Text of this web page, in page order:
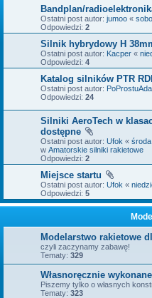
Bandplan/
Ostatni post autor: jumoo «
Odpowiedzi: 2
Silnik hybrydowy H
Ostatni post autor: Kacper «
Odpowiedzi: 4
Katalog silników PTR
Ostatni post autor:
Odpowiedzi: 24
Silniki AeroTech w
dostępne
Ostatni post autor: Ufok «
w Amatorskie silniki rakietowe
Odpowiedzi: 2
Miejsce startu
Ostatni post autor: Ufok «
Odpowiedzi: 5
Modelarstwo rakietowe
czyli zaczynamy zabawę!
Tematy: 329
Własnoręcznie
Piszemy tylko o własnych
Tematy: 323